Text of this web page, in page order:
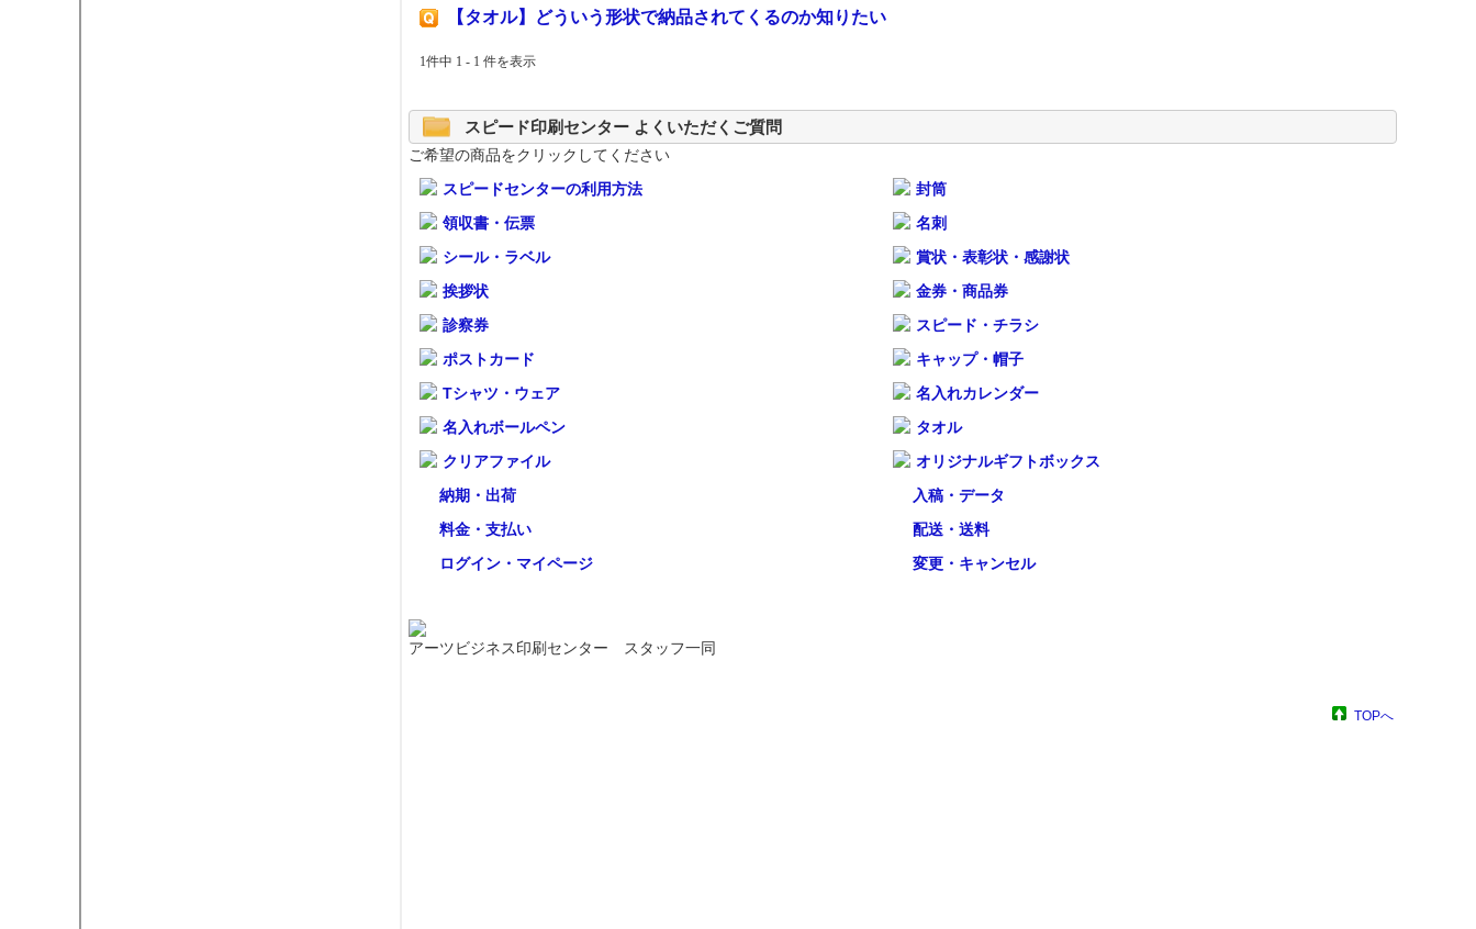
【タオル】どういう形状で納品されてくるのか知りたい
1件中 1 - 1 件を表示
スピード印刷センター よくいただくご質問
ご希望の商品をクリックしてください
スピードセンターの利用方法
封筒
領収書・伝票
名刺
シール・ラベル
賞状・表彰状・感謝状
挨拶状
金券・商品券
診察券
スピード・チラシ
ポストカード
キャップ・帽子
Tシャツ・ウェア
名入れカレンダー
名入れボールペン
タオル
クリアファイル
オリジナルギフトボックス
納期・出荷
入稿・データ
料金・支払い
配送・送料
ログイン・マイページ
変更・キャンセル
アーツビジネス印刷センター スタッフ一同
TOPへ